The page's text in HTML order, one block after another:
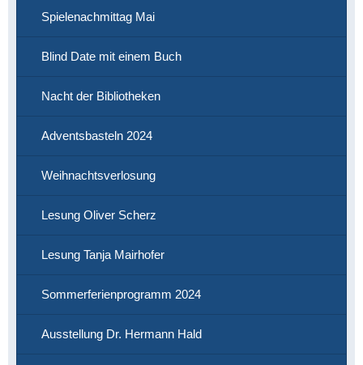
Spielenachmittag Mai
Blind Date mit einem Buch
Nacht der Bibliotheken
Adventsbasteln 2024
Weihnachtsverlosung
Lesung Oliver Scherz
Lesung Tanja Mairhofer
Sommerferienprogramm 2024
Ausstellung Dr. Hermann Hald